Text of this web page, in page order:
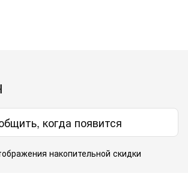
когда появится
накопительной скидки